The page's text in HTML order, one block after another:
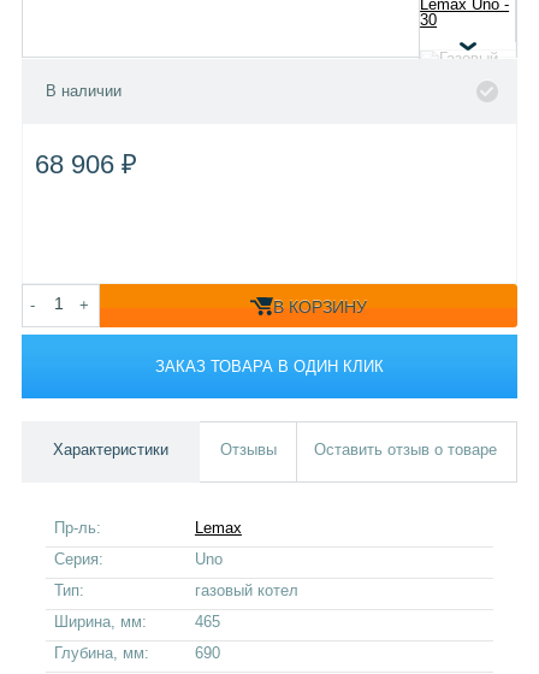
В наличии
68 906 ₽
- + В КОРЗИНУ
ЗАКАЗ ТОВАРА В ОДИН КЛИК
Характеристики Отзывы Оставить отзыв о товаре
Пр-ль:
Lemax
Серия:
Uno
Тип:
газовый котел
Ширина, мм:
465
Глубина, мм:
690